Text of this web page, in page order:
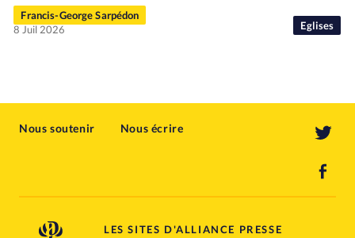
Eglises
Francis-George Sarpédon
8 Juil 2026
Nous soutenir Nous écrire
LES SITES D'ALLIANCE PRESSE